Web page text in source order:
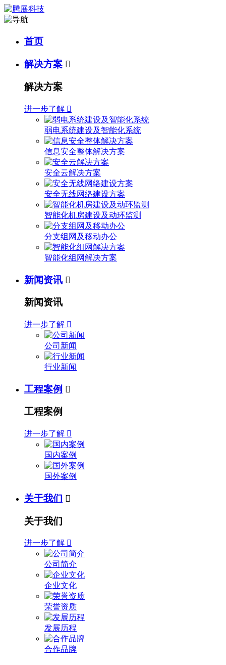
首页
解决方案 
解决方案
进一步了解 
弱电系统建设及智能化系统
信息安全整体解决方案
安全云解决方案
安全无线网络建设方案
智能化机房建设及动环监测
分支组网及移动办公
智能化组网解决方案
新闻资讯 
新闻资讯
进一步了解 
公司新闻
行业新闻
工程案例 
工程案例
进一步了解 
国内案例
国外案例
关于我们 
关于我们
进一步了解 
公司简介
企业文化
荣誉资质
发展历程
合作品牌